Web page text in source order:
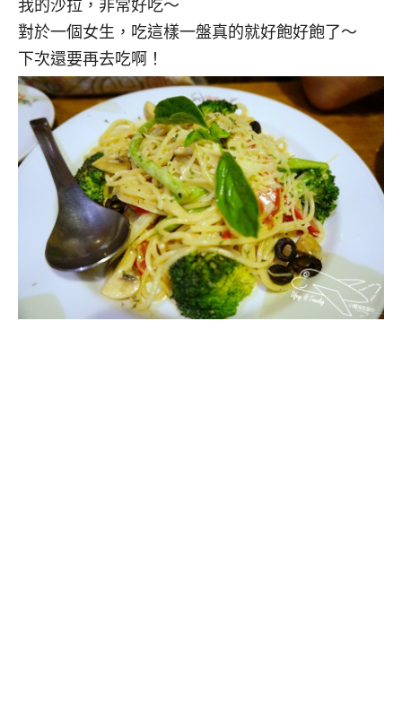
我的沙拉，非常好吃～
對於一個女生，吃這樣一盤真的就好飽好飽了～
下次還要再去吃啊！